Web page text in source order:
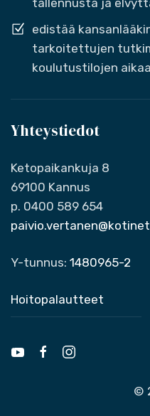
edistää
tarkoitettujen
koulutustilojen
Yhteystiedot
Ketopaikankuja 8
69100 Kannus
p. 0400 589 654
Y-tunnus: 1480965-2
Hoitopalautteet
©